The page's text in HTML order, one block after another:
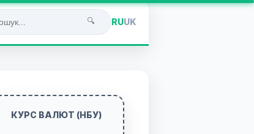
🔍 RUUK
КУРС ВАЛЮТ (НБУ)